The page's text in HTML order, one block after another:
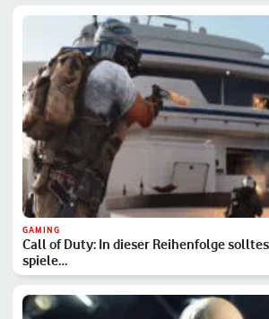
GAMING
Call of Duty: In dieser Reihenfolge
spiele…